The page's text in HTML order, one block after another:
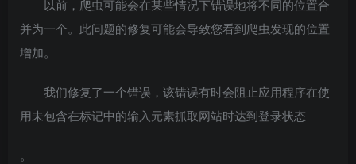
以前，爬虫可能会在某些情况下错误地将不同的位置合
并为一个。此问题的修复可能会导致您看到爬虫发现的位置
增加。
我们修复了一个错误，该错误有时会阻止应用程序在使
用未包含在标记中的输入元素抓取网站时达到登录状态
。